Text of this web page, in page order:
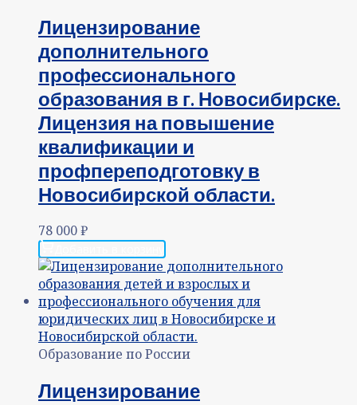
Лицензирование
дополнительного
профессионального
образования в г. Новосибирске.
Лицензия на повышение
квалификации и
профпереподготовку в
Новосибирской области.
78 000₽
Образование по России
Лицензирование